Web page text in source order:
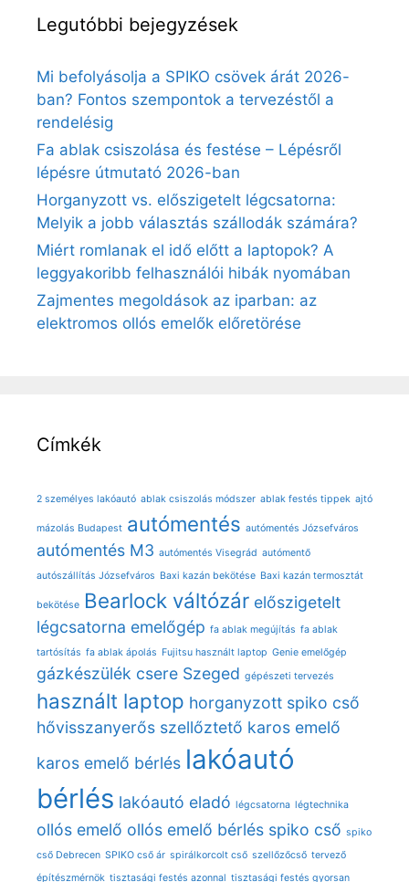
Legutóbbi bejegyzések
Mi befolyásolja a SPIKO csövek árát 2026-
ban? Fontos szempontok a tervezéstől a
rendelésig
Fa ablak csiszolása és festése – Lépésről
lépésre útmutató 2026-ban
Horganyzott vs. előszigetelt légcsatorna:
Melyik a jobb választás szállodák számára?
Miért romlanak el idő előtt a laptopok? A
leggyakoribb felhasználói hibák nyomában
Zajmentes megoldások az iparban: az
elektromos ollós emelők előretörése
Címkék
2 személyes lakóautó ablak csiszolás módszer ablak festés tippek ajtó
mázolás Budapest autómentés autómentés Józsefváros
autómentés M3 autómentés Visegrád autómentő
autószállítás Józsefváros Baxi kazán bekötése Baxi kazán termosztát
bekötése Bearlock váltózár előszigetelt
légcsatorna emelőgép fa ablak megújítás fa ablak
tartósítás fa ablak ápolás Fujitsu használt laptop Genie emelőgép
gázkészülék csere Szeged gépészeti tervezés
használt laptop horganyzott spiko cső
hővisszanyerős szellőztető karos emelő
karos emelő bérlés lakóautó
bérlés lakóautó eladó légcsatorna légtechnika
ollós emelő ollós emelő bérlés spiko cső spiko
cső Debrecen SPIKO cső ár spirálkorcolt cső szellőzőcső tervező
építészmérnök tisztasági festés azonnal tisztasági festés gyorsan